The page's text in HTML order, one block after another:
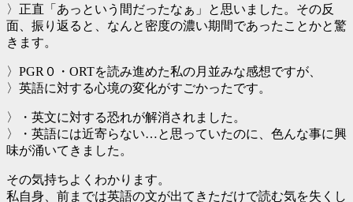
〉正直「あっという間だったなぁ」と思いました。その反
面、振り返ると、なんと密度の濃い期間であったことかと驚
きます。
〉PGR０・ORTを読み進めた私の月並みな感想ですが、
〉英語に対する心境の変化がすごかったです。
〉・英文に対する恐れが解消されました。
〉・英語には近寄らない…と思っていたのに、色んな事に興
味が涌いてきました。
その気持ちよくわかります。
私自身、前までは英語の文が出てきただけで読む気を失くし